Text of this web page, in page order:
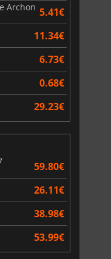
Archon 5.41€
11.34€
6.73€
0.68€
29.23€
59.80€
26.11€
38.98€
53.99€